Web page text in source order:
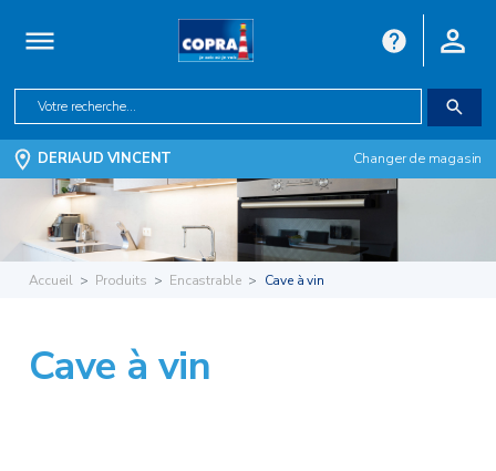
DERIAUD VINCENT Changer de magasin
Accueil Produits Encastrable Cave à vin
Cave à vin